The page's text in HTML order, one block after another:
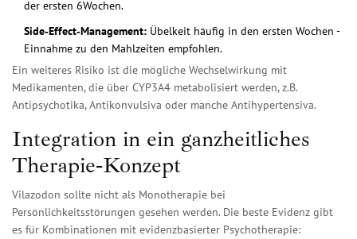
der ersten 6Wochen.
Side‑Effect‑Management: Übelkeit häufig in den ersten Wochen -
Einnahme zu den Mahlzeiten empfohlen.
Ein weiteres Risiko ist die mögliche Wechselwirkung mit
Medikamenten, die über CYP3A4 metabolisiert werden, z.B.
Antipsychotika, Antikonvulsiva oder manche Antihypertensiva.
Integration in ein ganzheitliches
Therapie‑Konzept
Vilazodon sollte nicht als Monotherapie bei
Persönlichkeitsstörungen gesehen werden. Die beste Evidenz gibt
es für Kombinationen mit evidenzbasierter Psychotherapie: